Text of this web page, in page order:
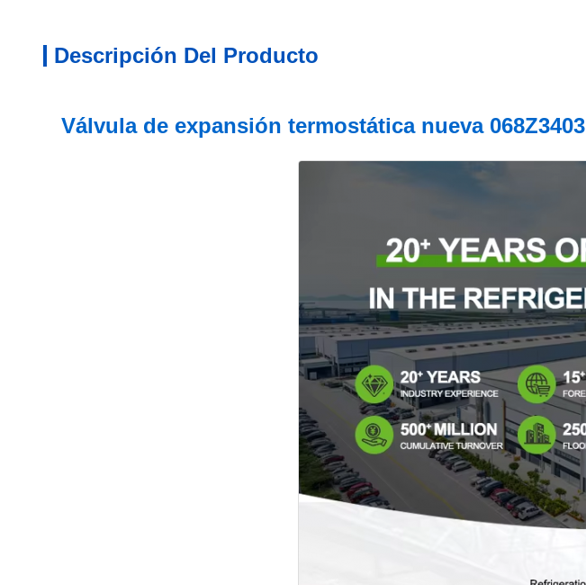
Descripción Del Producto
Válvula de expansión termostática nueva 068Z3403